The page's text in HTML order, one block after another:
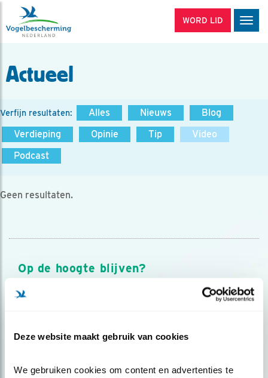
Deze website maakt gebruik van cookies
We gebruiken cookies om content en advertenties te
WORD LID
Actueel
Verfijn resultaten: Alles Nieuws
Blog
Verdieping
Opinie Tip
Video
Podcast
Geen resultaten.
Op de hoogte blijven?
Meld je aan en ontvang nieuws, inspiratie, acties en tips
over vogels en activiteiten van Vogelbescherming.